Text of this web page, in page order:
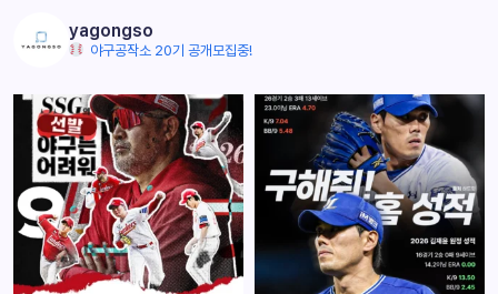
yagongso
야구공작소 20기 공개모집중!